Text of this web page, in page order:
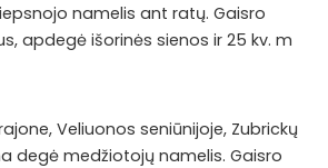
namelis ant ratų. Gaisro
apdegė išorinės sienos ir 25 kv. m
Veliuonos seniūnijoje, Zubrickų
degė medžiotojų namelis. Gaisro